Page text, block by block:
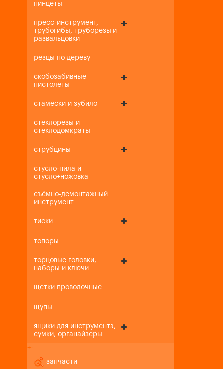
пинцеты
пресс-инструмент,
трубогибы, труборезы и
развальцовки
резцы по дереву
скобозабивные
пистолеты
стамески и зубило
стеклорезы и
стеклодомкраты
струбцины
стусло-пила и
стусло+ножовка
съёмно-демонтажный
инструмент
тиски
топоры
торцовые головки,
наборы и ключи
щетки проволочные
щупы
ящики для инструмента,
сумки, органайзеры
+-
запчасти